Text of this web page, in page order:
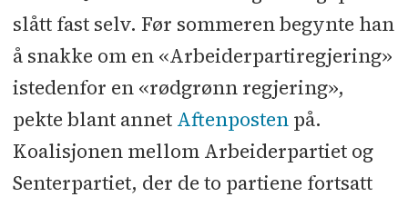
slått fast selv. Før sommeren begynte han
å snakke om en «Arbeiderpartiregjering»
istedenfor en «rødgrønn regjering»,
pekte blant annet Aftenpostenpå.
Koalisjonen mellom Arbeiderpartiet og
Senterpartiet, der de to partiene fortsatt